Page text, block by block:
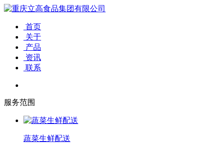
首页
关于
产品
资讯
联系
服务范围
蔬菜生鲜配送